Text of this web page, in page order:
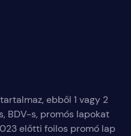
ebből 1 vagy 2
BDV-s, promós lapokat
előtti foilos promó lap